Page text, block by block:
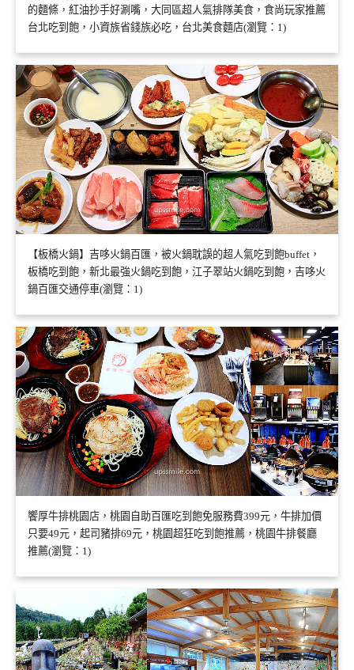
的麵條，紅油抄手好涮嘴，大同區超人氣排隊美食，食尚玩家推薦
台北吃到飽，小資族省錢族必吃，台北美食麵店(瀏覽：1)
【板橋火鍋】吉哆火鍋百匯，被火鍋耽誤的超人氣吃到飽buffet，
板橋吃到飽，新北最強火鍋吃到飽，江子翠站火鍋吃到飽，吉哆火
鍋百匯交通停車(瀏覽：1)
饗厚牛排桃園店，桃園自助百匯吃到飽免服務費399元，牛排加價
只要49元，起司豬排69元，桃園超狂吃到飽推薦，桃園牛排餐廳
推薦(瀏覽：1)